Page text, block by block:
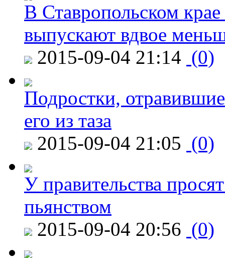
В Ставропольском
выпускают вдвое
2015-09-04 21:14 (0)
Подростки,
его из таза
2015-09-04 21:05 (0)
У правительства
пьянством
2015-09-04 20:56 (0)